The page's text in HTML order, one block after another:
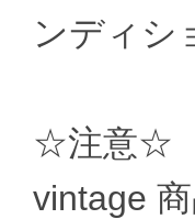
ンディシ
☆注意☆
vintage